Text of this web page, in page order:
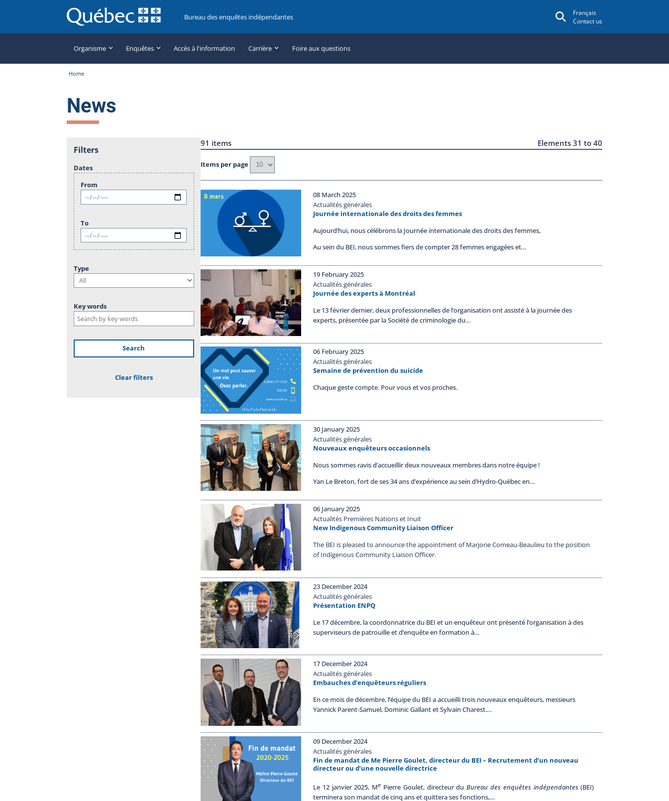
Bureau des enquêtes indépendantes
Français
Contact us
Organisme Enquêtes Accès à l'information Carrière Foire aux questions
Home
News
Filters
Dates
From
To
Type
Key words
Search
Clear filters
91 items Elements 31 to 40
Items per page
08 March 2025
Actualités générales
Journée internationale des droits des femmes
Aujourd’hui, nous célébrons la Journée internationale des droits des femmes,
Au sein du BEI, nous sommes fiers de compter 28 femmes engagées et…
19 February 2025
Actualités générales
Journée des experts à Montréal
Le 13 février dernier, deux professionnelles de l’organisation ont assisté à la journée des
experts, présentée par la Société de criminologie du…
06 February 2025
Actualités générales
Semaine de prévention du suicide
Chaque geste compte. Pour vous et vos proches.
30 January 2025
Actualités générales
Nouveaux enquêteurs occasionnels
Nous sommes ravis d’accueillir deux nouveaux membres dans notre équipe !
Yan Le Breton, fort de ses 34 ans d’expérience au sein d’Hydro-Québec en…
06 January 2025
Actualités Premières Nations et Inuit
New Indigenous Community Liaison Officer
The BEI is pleased to announce the appointment of Marjorie Comeau-Beaulieu to the position
of Indigenous Community Liaison Officer.
23 December 2024
Actualités générales
Présentation ENPQ
Le 17 décembre, la coordonnatrice du BEI et un enquêteur ont présenté l’organisation à des
superviseurs de patrouille et d’enquête en formation à…
17 December 2024
Actualités générales
Embauches d’enquêteurs réguliers
En ce mois de décembre, l’équipe du BEI a accueilli trois nouveaux enquêteurs, messieurs
Yannick Parent-Samuel, Dominic Gallant et Sylvain Charest.…
09 December 2024
Actualités générales
Fin de mandat de Me Pierre Goulet, directeur du BEI – Recrutement d’un nouveau
directeur ou d’une nouvelle directrice
Le 12 janvier 2025, Me Pierre Goulet, directeur duBureau des enquêtes indépendantes(BEI)
terminera son mandat de cinq ans et quittera ses fonctions,…